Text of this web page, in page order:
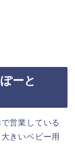
ーと
営業している
きいベビー用